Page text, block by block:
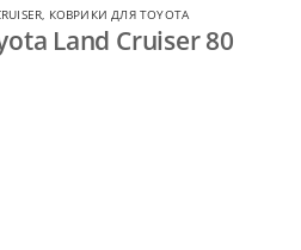
, КОВРИКИ ДЛЯ TOYOTA
Land Cruiser 80